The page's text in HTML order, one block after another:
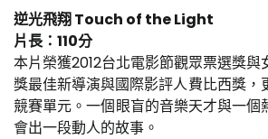
逆光飛翔 Touch of the Light
片長：110分
本片榮獲2012台北電影節觀眾票選獎與
獎最佳新導演與國際影評人費比西獎，
競賽單元。一個眼盲的音樂天才與一個
會出一段動人的故事。